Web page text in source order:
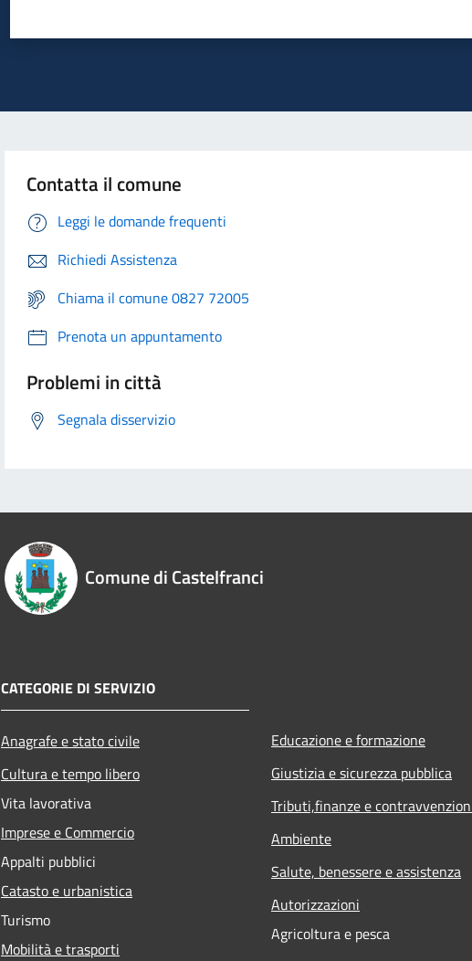
Contatta il comune
Leggi le domande frequenti
Richiedi Assistenza
Chiama il comune 0827 72005
Prenota un appuntamento
Problemi in città
Segnala disservizio
Comune di Castelfranci
CATEGORIE DI SERVIZIO
Anagrafe e stato civile
Cultura e tempo libero
Vita lavorativa
Imprese e Commercio
Appalti pubblici
Catasto e urbanistica
Turismo
Mobilità e trasporti
Educazione e formazione
Giustizia e sicurezza pubblica
Tributi,finanze e
Ambiente
Salute, benessere e assistenza
Autorizzazioni
Agricoltura e pesca